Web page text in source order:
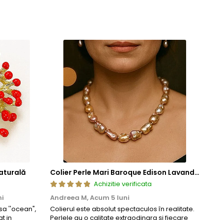
de bijuterii rafinate, concepute pentru a oferi atat placere
''ocean",
in
Colier Perle Mari Baroque Edison Lavandă, Calitatea AAA, Aur 14K | KASKADDA®
Achizitie verificata
Andreea M,Acum 5 luni
Colierul este absolut spectaculos în realitate.
Perlele au o calitate extraodinara și fiecare